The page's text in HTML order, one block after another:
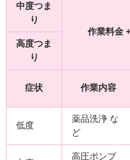
中度つま
り
作業料金
高度つま
り
症状 作業内容
低度
薬品洗浄 な
ど
高圧ポンプ